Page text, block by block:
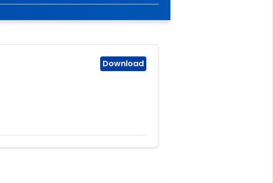
Download